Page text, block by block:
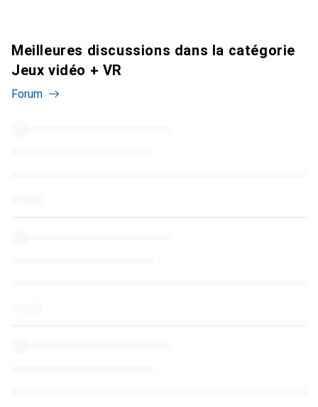
Meilleures discussions dans la catégorie
Jeux vidéo + VR
Forum